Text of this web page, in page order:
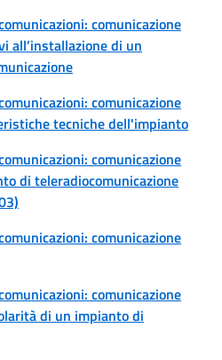
comunicazione
all’installazione di un
comunicazione
tecniche dell'impianto
comunicazione
di teleradiocomunicazione
comunicazione
comunicazione
di un impianto di